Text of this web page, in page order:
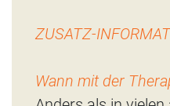
ZUSATZ-
Wann mit der